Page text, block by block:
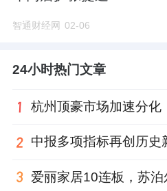
智通财经网 02-06
24小时热门文章